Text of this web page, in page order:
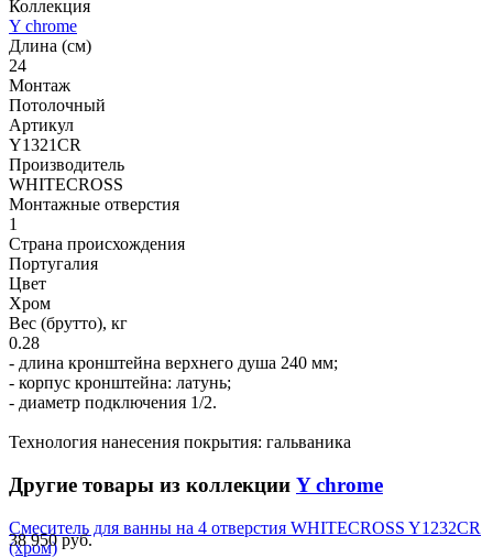
Коллекция
Y chrome
Длина (см)
24
Монтаж
Потолочный
Артикул
Y1321CR
Производитель
WHITECROSS
Монтажные отверстия
1
Страна происхождения
Португалия
Цвет
Хром
Вес (брутто), кг
0.28
- длина кронштейна верхнего душа 240 мм;
- корпус кронштейна: латунь;
- диаметр подключения 1/2.
Технология нанесения покрытия: гальваника
Другие товары из коллекции Y chrome
Смеситель для ванны на 4 отверстия WHITECROSS Y1232CR
(хром)
38 950 руб.